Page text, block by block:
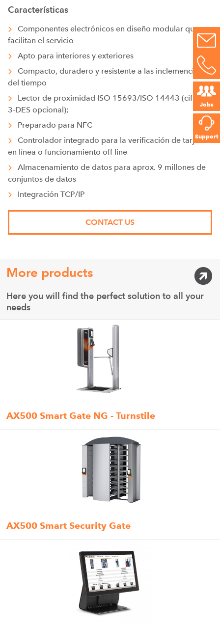
Jobs
Support
Características
Componentes electrónicos en diseño modular que
facilitan el servicio
Apto para interiores y exteriores
Compacto, duradero y resistente a las inclemencias
del tiempo
Lector de proximidad ISO 15693/ISO 14443 (cifrado
3-DES opcional);
Preparado para NFC
Controlador integrado para la verificación de tarjetas
en línea o funcionamiento off line
Almacenamiento de datos para aprox. 9 millones de
conjuntos de datos
Integración TCP/IP
CONTACT US
More products
Here you will find the perfect solution to all your
needs
AX500 Smart Gate NG - Turnstile
AX500 Smart Security Gate